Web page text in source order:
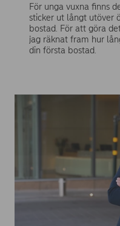
För unga vuxna finns
sticker ut långt utöver
bostad. För att göra
jag räknat fram hur
din första bostad.